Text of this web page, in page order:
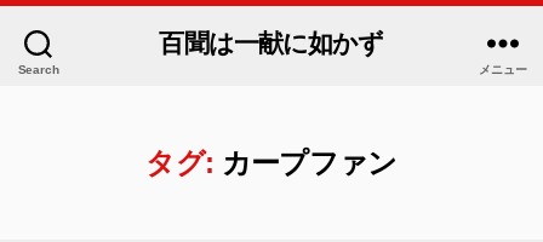
Search
百聞は一献に如かず
メニュー
タグ: カープファン